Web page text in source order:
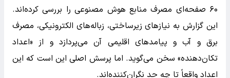
۶۰ صفحه‌ای مصرف منابع هوش مصنوعی را بررسی کرده‌اند.
این گزارش به نیازهای زیرساختی، زباله‌های الکترونیکی، مصرف
برق و آب و پیامدهای اقلیمی آن می‌پردازد و از «اعداد
تکان‌دهنده» سخن می‌گوید. اما پرسش اصلی این است که این
اعداد واقعاً تا چه حد نگران‌کننده‌اند.